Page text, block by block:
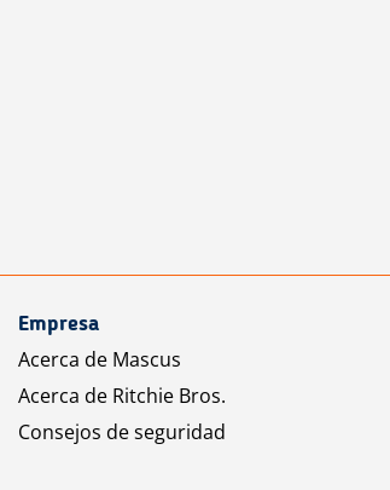
Empresa
Acerca de Mascus
Acerca de Ritchie Bros.
Consejos de seguridad